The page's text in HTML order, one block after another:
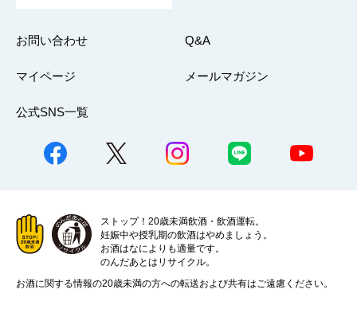
お問い合わせ Q&A
マイページ メールマガジン
公式SNS一覧
ストップ！20歳未満飲酒・飲酒運転。
妊娠中や授乳期の飲酒はやめましょう。
お酒はなによりも適量です。
のんだあとはリサイクル。
お酒に関する情報の20歳未満の方への転送および共有はご遠慮ください。